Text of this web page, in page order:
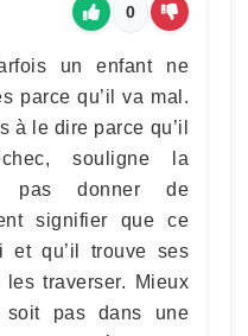
0
un enfant ne
parce qu’il va mal.
à le dire parce qu’il
souligne la
pas donner de
signifier que ce
et qu’il trouve ses
les traverser. Mieux
soit pas dans une